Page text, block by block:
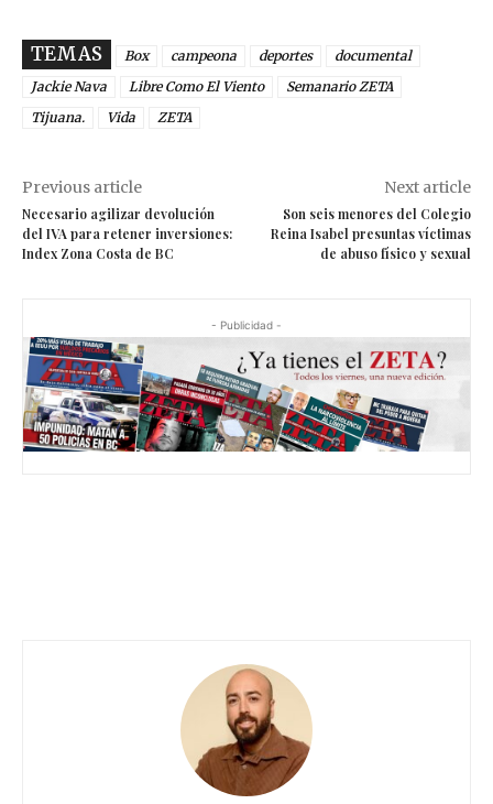
TEMAS Box campeona deportes
documental
Jackie Nava
Libre Como El Viento
Semanario ZETA
Tijuana.
Vida ZETA
Previous article
Necesario agilizar devolución
del IVA para retener inversiones:
Index Zona Costa de BC
Next article
Son seis menores del Colegio
Reina Isabel presuntas víctimas
de abuso físico y sexual
- Publicidad -